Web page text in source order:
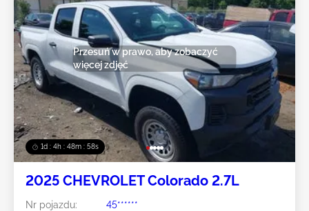
1d : 4h : 48m : 55s
Przesuń w prawo, aby zobaczyć
więcej zdjęć
2025 CHEVROLET Colorado 2.7L
Nr pojazdu:
45******